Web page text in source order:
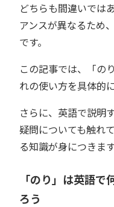
どちらも間違いでは
アンスが異なるため
です。
この記事では、「の
れの使い方を具体的
さらに、英語で説明
疑問についても触れ
る知識が身につきます
「のり」は英語
ろう